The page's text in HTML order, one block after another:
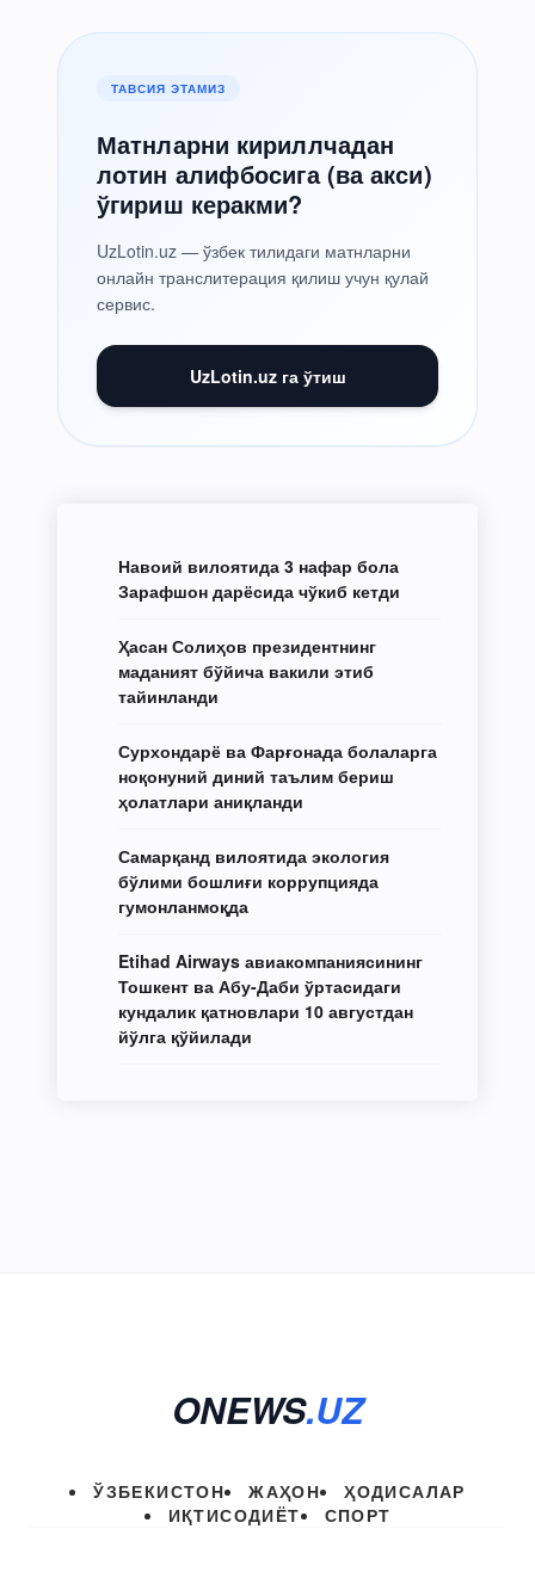
ТАВСИЯ ЭТАМИЗ
Матнларни кириллчадан
лотин алифбосига (ва акси)
ўгириш керакми?
UzLotin.uz — ўзбек тилидаги матнларни
онлайн транслитерация қилиш учун қулай
сервис.
UzLotin.uz га ўтиш
Навоий вилоятида 3 нафар бола
Зарафшон дарёсида чўкиб кетди
Ҳасан Солиҳов президентнинг
маданият бўйича вакили этиб
тайинланди
Сурхондарё ва Фарғонада болаларга
ноқонуний диний таълим бериш
ҳолатлари аниқланди
Самарқанд вилоятида экология
бўлими бошлиғи коррупцияда
гумонланмоқда
Etihad Airways авиакомпаниясининг
Тошкент ва Абу-Даби ўртасидаги
кундалик қатновлари 10 августдан
йўлга қўйилади
ONEWS.UZ
ЎЗБЕКИСТОН ЖАҲОН
ҲОДИСАЛАР
ИҚТИСОДИЁТ
СПОРТ